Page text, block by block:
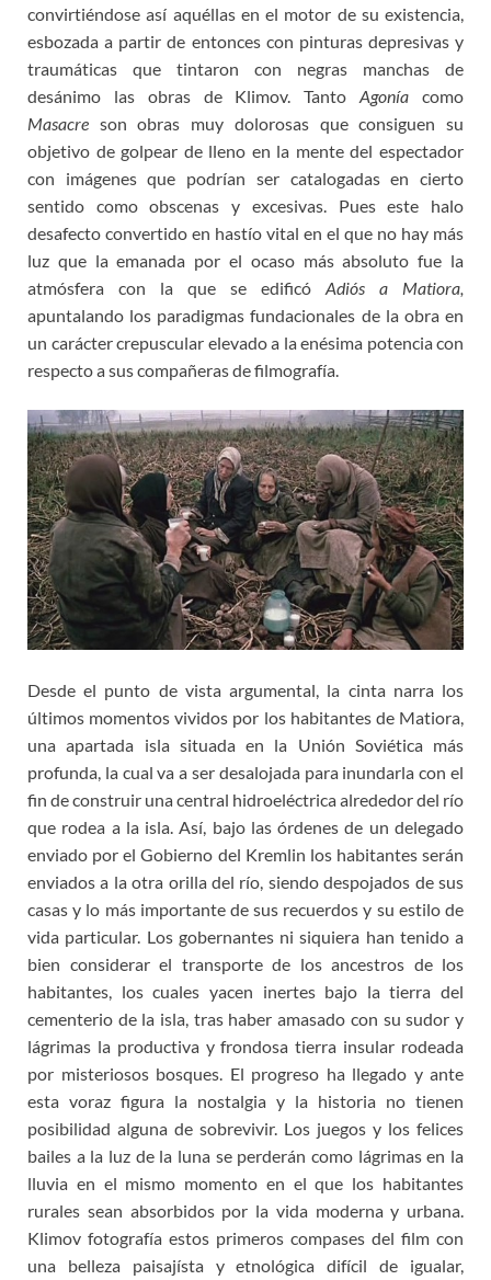
convirtiéndose así aquéllas en el motor de su existencia,
esbozada a partir de entonces con pinturas depresivas y
traumáticas que tintaron con negras manchas de
desánimo las obras de Klimov. TantoAgonía como
Masacre son obras muy dolorosas que consiguen su
objetivo de golpear de lleno en la mente del espectador
con imágenes que podrían ser catalogadas en cierto
sentido como obscenas y excesivas. Pues este halo
desafecto convertido en hastío vital en el que no hay más
luz que la emanada por el ocaso más absoluto fue la
atmósfera con la que se edificó Adiós a Matiora,
apuntalando los paradigmas fundacionales de la obra en
un carácter crepuscular elevado a la enésima potencia con
respecto a sus compañeras de filmografía.
Desde el punto de vista argumental, la cinta narra los
últimos momentos vividos por los habitantes de Matiora,
una apartada isla situada en la Unión Soviética más
profunda, la cual va a ser desalojada para inundarla con el
fin de construir una central hidroeléctrica alrededor del río
que rodea a la isla. Así, bajo las órdenes de un delegado
enviado por el Gobierno del Kremlin los habitantes serán
enviados a la otra orilla del río, siendo despojados de sus
casas y lo más importante de sus recuerdos y su estilo de
vida particular. Los gobernantes ni siquiera han tenido a
bien considerar el transporte de los ancestros de los
habitantes, los cuales yacen inertes bajo la tierra del
cementerio de la isla, tras haber amasado con su sudor y
lágrimas la productiva y frondosa tierra insular rodeada
por misteriosos bosques. El progreso ha llegado y ante
esta voraz figura la nostalgia y la historia no tienen
posibilidad alguna de sobrevivir. Los juegos y los felices
bailes a la luz de la luna se perderán como lágrimas en la
lluvia en el mismo momento en el que los habitantes
rurales sean absorbidos por la vida moderna y urbana.
Klimov fotografía estos primeros compases del film con
una belleza paisajísta y etnológica difícil de igualar,